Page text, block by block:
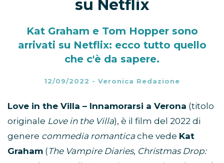
su Netflix
Kat Graham e Tom Hopper sono
arrivati su Netflix: ecco tutto quello
che c'è da sapere.
12/09/2022 - Veronica Redazione
Love in the Villa – Innamorarsi a Verona (titolo
originale Love in the Villa), è il film del 2022 di
genere commedia romantica che vede Kat
Graham ( The Vampire Diaries, Christmas Drop: